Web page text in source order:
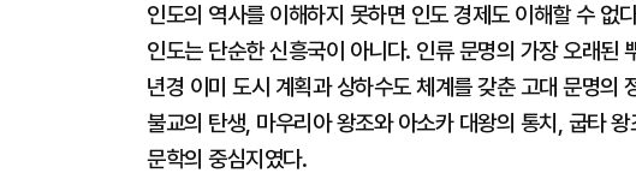
인도의 역사를 이해하지 못하면 인도 경제도 이해할 수 없
인도는 단순한 신흥국이 아니다. 인류 문명의 가장 오래
년경 이미 도시 계획과 상하수도 체계를 갖춘 고대 문명의
불교의 탄생, 마우리아 왕조와 아소카 대왕의 통치, 굽타
문학의 중심지였다.